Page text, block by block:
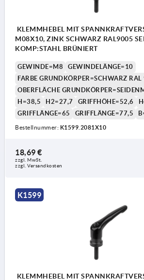
KLEMMHEBEL MIT
M08X10, ZINK SCHWARZ RAL9005
KOMP:STAHL BRÜNIERT
GEWINDE=M8
GEWINDELÄNGE=10
FARBE GRUNDKÖRPER=SCHWARZ
OBERFLÄCHE
H=38,5
H2=27,7 GRIFFHÖHE=52,6
GRIFFLÄNGE=65
GRIFFLÄNGE=77,5
Bestellnummer: K1599.2081X10
18,69 €
zzgl. MwSt.
zzgl. Versandkosten
K1599
KLEMMHEBEL MIT